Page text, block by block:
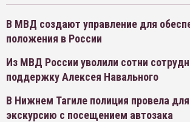
В МВД создают управление для
положения в России
Из МВД России уволили сотни
поддержку Алексея Навального
В Нижнем Тагиле полиция провела
экскурсию с посещением автозака